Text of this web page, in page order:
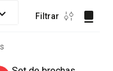
Filtrar